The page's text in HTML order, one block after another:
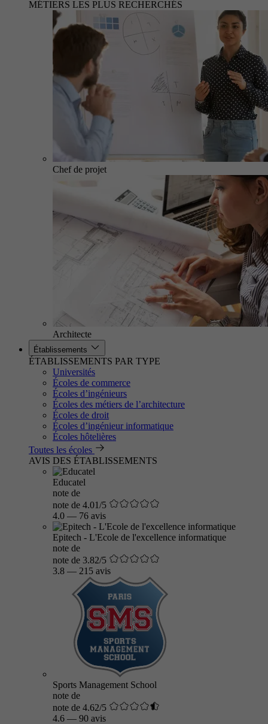
MÉTIERS LES PLUS RECHERCHÉS
Chef de projet
Architecte
Établissements
ÉTABLISSEMENTS PAR TYPE
Universités
Écoles de commerce
Écoles d’ingénieurs
Écoles des métiers de l’architecture
Écoles de droit
Écoles d’ingénieur informatique
Écoles hôtelières
Toutes les écoles
AVIS DES ÉTABLISSEMENTS
Educatel
note de
note de 4.01/5
4.0 — 76 avis
Epitech - L'Ecole de l'excellence informatique
note de
note de 3.82/5
3.8 — 215 avis
Sports Management School
note de
note de 4.62/5
4.6 — 90 avis